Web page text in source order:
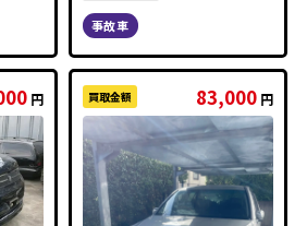
事故車
円 買取金額 83,000 円